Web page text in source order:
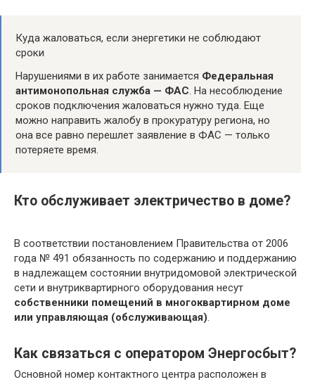
Куда жаловаться, если энергетики не соблюдают
сроки
Нарушениями в их работе занимается Федеральная
антимонопольная служба — ФАС. На несоблюдение
сроков подключения жаловаться нужно туда. Еще
можно направить жалобу в прокуратуру региона, но
она все равно перешлет заявление в ФАС — только
потеряете время.
Кто обслуживает электричество в доме?
В соответствии постановлением Правительства от 2006
года № 491 обязанность по содержанию и поддержанию
в надлежащем состоянии внутридомовой электрической
сети и внутриквартирного оборудования несут
собственники помещений в многоквартирном доме
или управляющая (обслуживающая).
Как связаться с оператором Энергосбыт?
Основной номер контактного центра расположен в